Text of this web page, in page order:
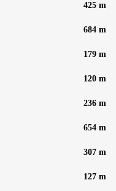
425 m
684 m
179 m
120 m
236 m
654 m
307 m
127 m